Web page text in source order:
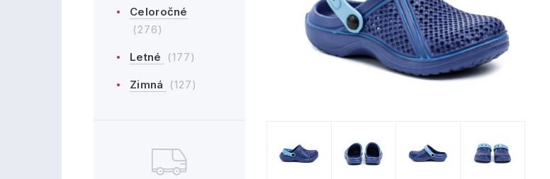
Celoročné
(276)
Letné (177)
Zimná (127)